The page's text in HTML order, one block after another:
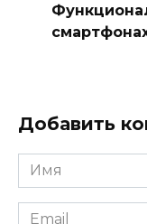
Добавить
Имя
*
Email